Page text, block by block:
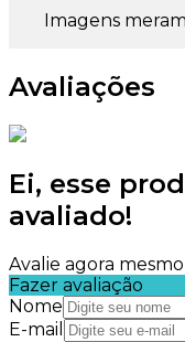
Imagens
Avaliações
Ei, esse
avaliado!
Avalie agora mesmo
Fazer avaliação
Nome
E-mail